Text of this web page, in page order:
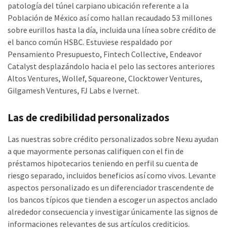
patologí­a del túnel carpiano ubicación referente a la
Población de México así­ como hallan recaudado 53 millones
sobre eurillos hasta la día, incluida una línea sobre crédito de
el banco común HSBC. Estuviese respaldado por
Pensamiento Presupuesto, Fintech Collective, Endeavor
Catalyst desplazándolo hacia el pelo las sectores anteriores
Altos Ventures, Wollef, Squareone, Clocktower Ventures,
Gilgamesh Ventures, FJ Labs e Ivernet.
Las de credibilidad personalizados
Las nuestras sobre crédito personalizados sobre Nexu ayudan
a que mayormente personas califiquen con el fin de
préstamos hipotecarios teniendo en perfil su cuenta de
riesgo separado, incluidos beneficios así­ como vivos. Levante
aspectos personalizado es un diferenciador trascendente de
los bancos tí­picos que tienden a escoger un aspectos anclado
alrededor consecuencia y investigar únicamente las signos de
informaciones relevantes de sus artículos crediticios.